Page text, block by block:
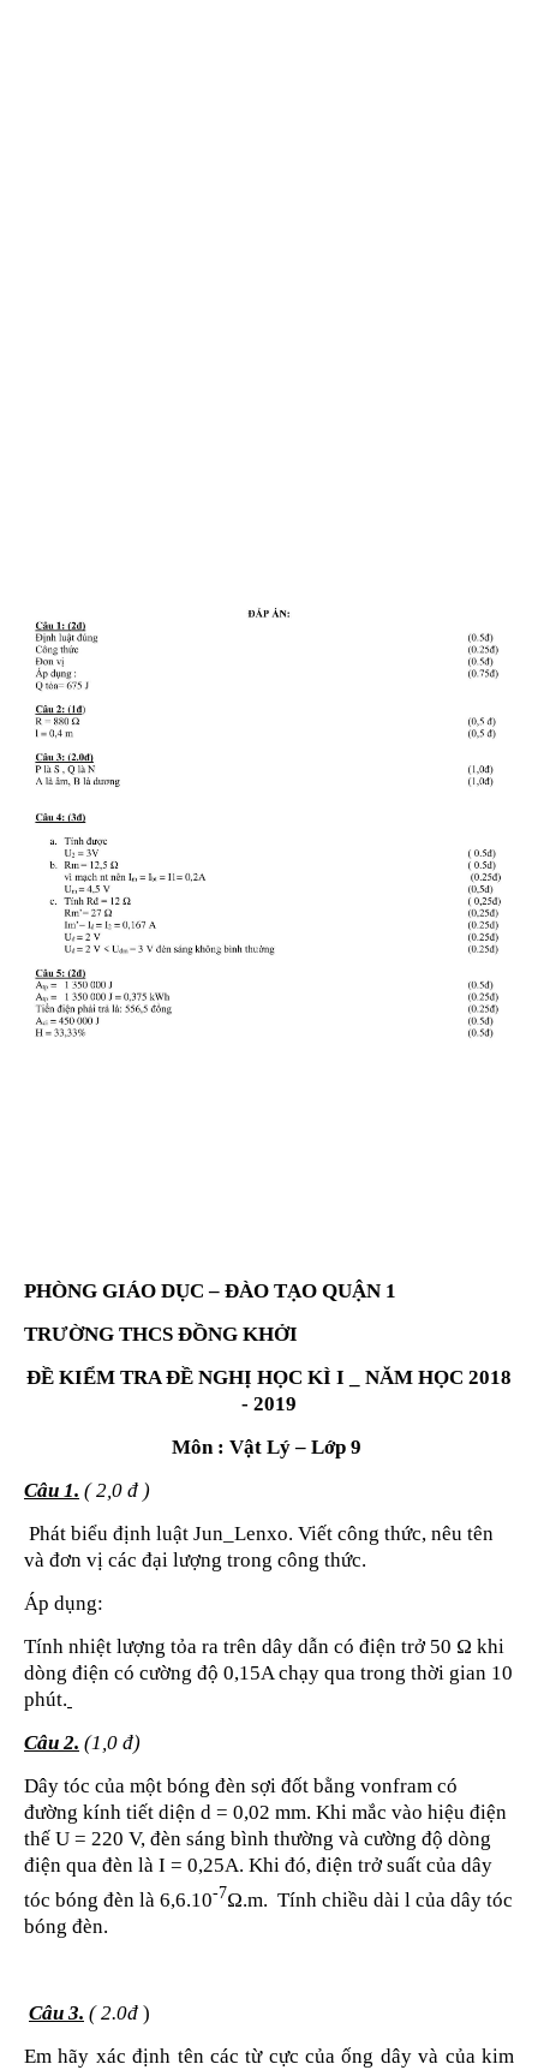
PHÒNG GIÁO DỤC – ĐÀO TẠO QUẬN 1
TRƯỜNG THCS ĐỒNG KHỞI
ĐỀ KIỂM TRA ĐỀ NGHỊ HỌC KÌ I _ NĂM HỌC 2018
- 2019
Môn : Vật Lý – Lớp 9
Câu 1. ( 2,0 đ )
Phát biểu định luật Jun_Lenxo. Viết công thức, nêu tên
và đơn vị các đại lượng trong công thức.
Áp dụng:
Tính nhiệt lượng tỏa ra trên dây dẫn có điện trở 50 Ω khi
dòng điện có cường độ 0,15A chạy qua trong thời gian 10
phút.
Câu 2. (1,0 đ)
Dây tóc của một bóng đèn sợi đốt bằng vonfram có
đường kính tiết diện d = 0,02 mm. Khi mắc vào hiệu điện
thế U = 220 V, đèn sáng bình thường và cường độ dòng
điện qua đèn là I = 0,25A. Khi đó, điện trở suất của dây
tóc bóng đèn là 6,6.10-7Ω.m. Tính chiều dài l của dây tóc
bóng đèn.
Câu 3. (2.0đ )
Em hãy xác định tên các từ cực của ống dây và của kim